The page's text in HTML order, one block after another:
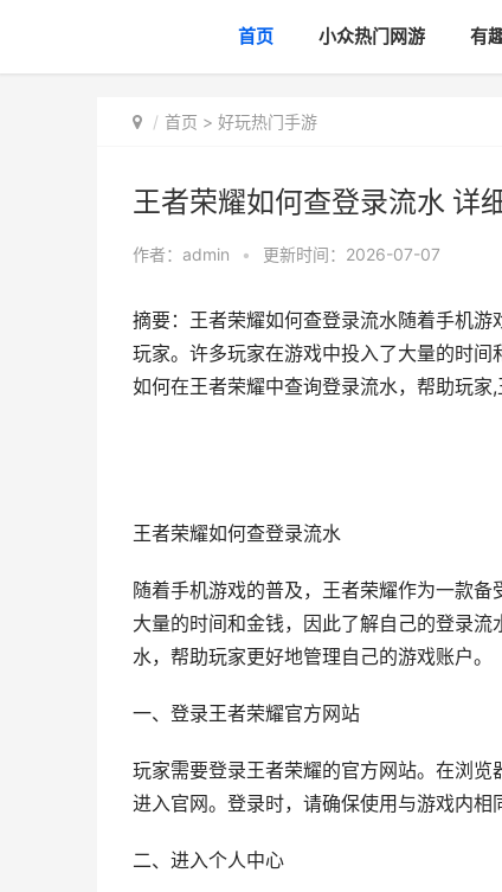
首页 小众热门网游 有
首页 > 好玩热门手游
王者荣耀如何查登录流水 详
作者： admin • 更新时间：2026-07-07
摘要：王者荣耀如何查登录流水随着手机
玩家。许多玩家在游戏中投入了大量的时
如何在王者荣耀中查询登录流水，帮助玩
王者荣耀如何查登录流水
随着手机游戏的普及，王者荣耀作为一款
大量的时间和金钱，因此了解自己的登录
水，帮助玩家更好地管理自己的游戏账户。
一、登录王者荣耀官方网站
玩家需要登录王者荣耀的官方网站。在浏
进入官网。登录时，请确保使用与游戏内相
二、进入个人中心